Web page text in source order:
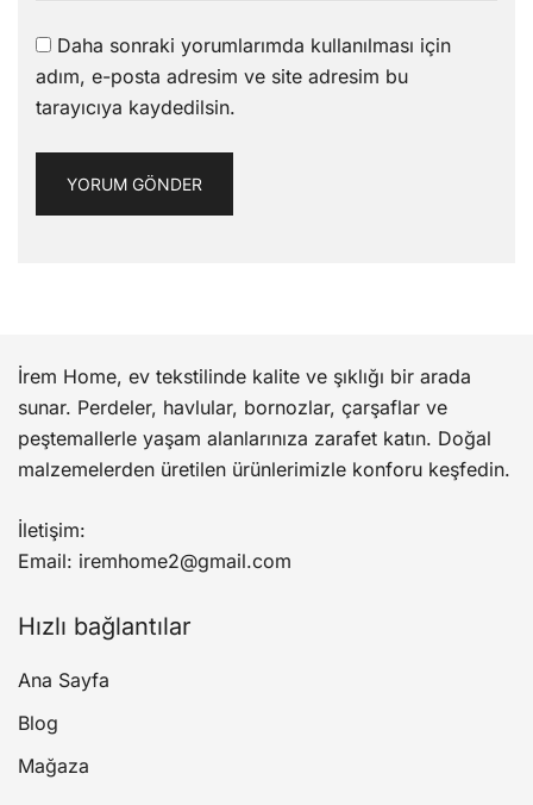
Daha sonraki yorumlarımda kullanılması için
adım, e-posta adresim ve site adresim bu
tarayıcıya kaydedilsin.
İrem Home, ev tekstilinde kalite ve şıklığı bir arada
sunar. Perdeler, havlular, bornozlar, çarşaflar ve
peştemallerle yaşam alanlarınıza zarafet katın. Doğal
malzemelerden üretilen ürünlerimizle konforu keşfedin.
İletişim:
Email: iremhome2@gmail.com
Hızlı bağlantılar
Ana Sayfa
Blog
Mağaza